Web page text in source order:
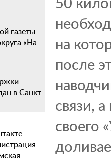
газеты
«На
в Санкт-
на
после
связи,
своего